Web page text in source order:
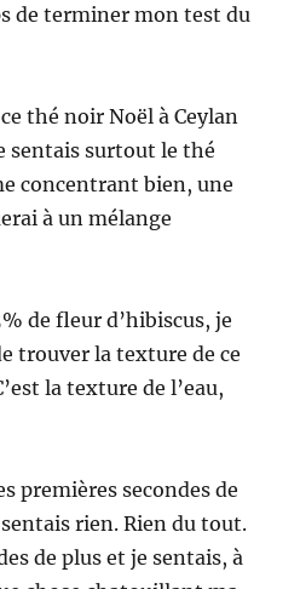
de terminer mon test du
thé noir Noël à Ceylan
sentais surtout le thé
concentrant bien, une
à un mélange
de fleur d’hibiscus, je
trouver la texture de ce
la texture de l’eau,
premières secondes de
rien. Rien du tout.
de plus et je sentais, à